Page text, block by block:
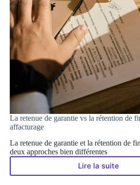
La retenue de garantie vs la rétention de
affacturage
La retenue de garantie et la rétention de
deux approches bien différentes
Lire la suite
La